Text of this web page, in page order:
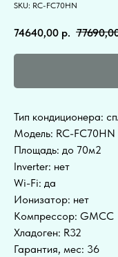
SKU: RC-FC70HN
74640,00 р.
Тип кондиционера:
Модель: RC-FC70HN
Площадь: до 70м2
Inverter: нет
Wi-Fi: да
Ионизатор: нет
Компрессор: GMCC
Хладоген: R32
Гарантия, мес: 36